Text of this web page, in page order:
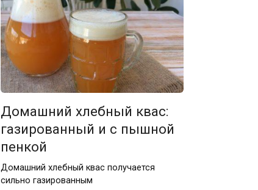
Домашний хлебный квас:
газированный и с пышной
пенкой
Домашний хлебный квас получается
сильно газированным